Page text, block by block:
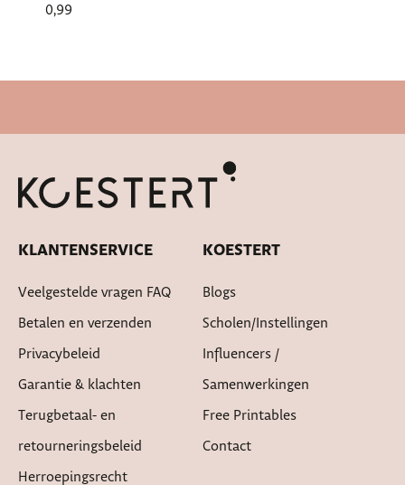
0,99
KLANTENSERVICE
Veelgestelde vragen FAQ
Betalen en verzenden
Privacybeleid
Garantie & klachten
Terugbetaal- en
retourneringsbeleid
Herroepingsrecht
KOESTERT
Blogs
Scholen/instellingen
Influencers /
Samenwerkingen
Free Printables
Contact